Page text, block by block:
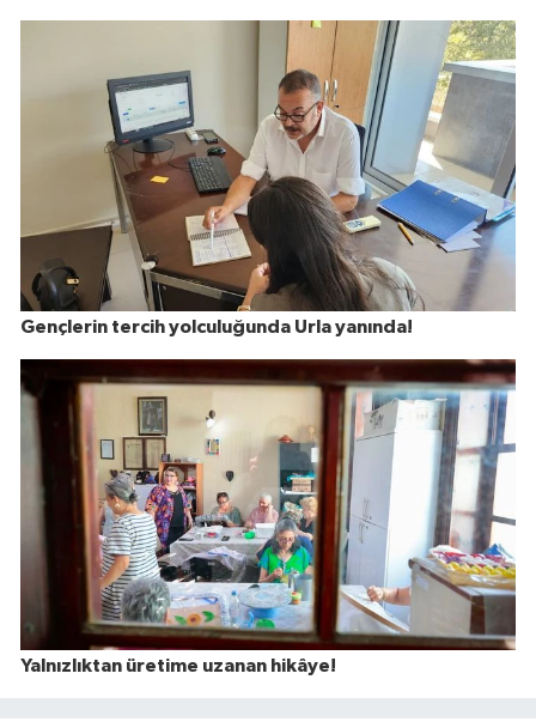
Gençlerin tercih yolculuğunda Urla yanında!
Yalnızlıktan üretime uzanan hikâye!